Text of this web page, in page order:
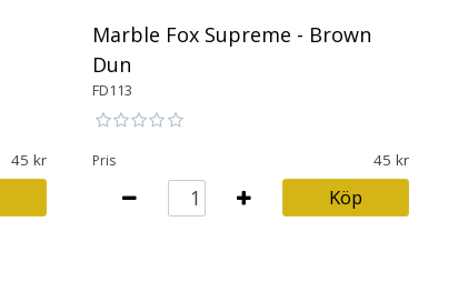
45
Marble Fox Supreme - Brown
Dun
FD113
Pris 45
Köp